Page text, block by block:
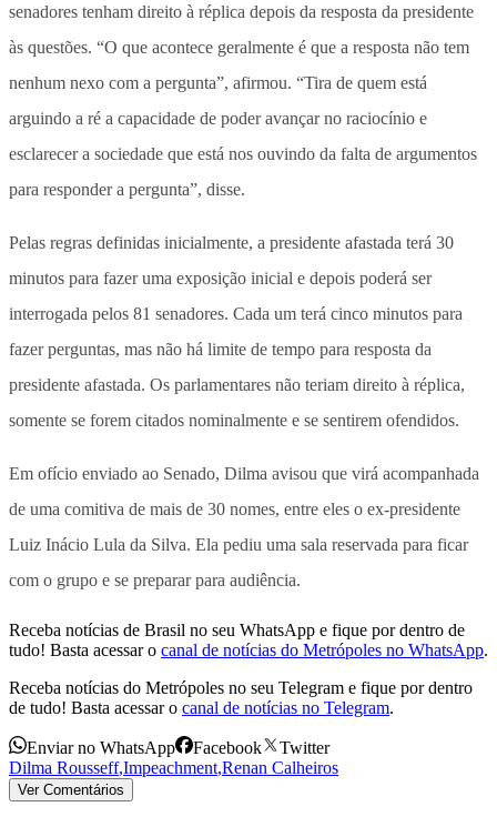
senadores tenham direito à réplica depois da resposta da presidente
às questões. “O que acontece geralmente é que a resposta não tem
nenhum nexo com a pergunta”, afirmou. “Tira de quem está
arguindo a ré a capacidade de poder avançar no raciocínio e
esclarecer a sociedade que está nos ouvindo da falta de argumentos
para responder a pergunta”, disse.
Pelas regras definidas inicialmente, a presidente afastada terá 30
minutos para fazer uma exposição inicial e depois poderá ser
interrogada pelos 81 senadores. Cada um terá cinco minutos para
fazer perguntas, mas não há limite de tempo para resposta da
presidente afastada. Os parlamentares não teriam direito à réplica,
somente se forem citados nominalmente e se sentirem ofendidos.
Em ofício enviado ao Senado, Dilma avisou que virá acompanhada
de uma comitiva de mais de 30 nomes, entre eles o ex-presidente
Luiz Inácio Lula da Silva. Ela pediu uma sala reservada para ficar
com o grupo e se preparar para audiência.
Receba notícias de Brasil no seu WhatsApp e fique por dentro de
tudo! Basta acessar o canal de notícias do Metrópoles no WhatsApp.
Receba notícias do Metrópoles no seu Telegram e fique por dentro
de tudo! Basta acessar o canal de notícias no Telegram.
Enviar no WhatsApp Facebook
Twitter
Dilma Rousseff,Impeachment,Renan Calheiros
Ver Comentários